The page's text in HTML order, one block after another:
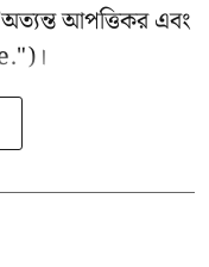
আপত্তিকর এবং